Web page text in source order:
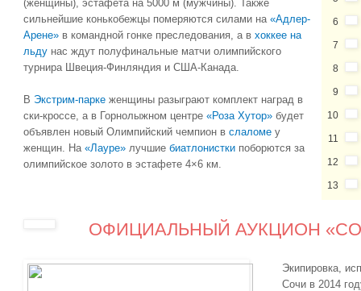
(женщины), эстафета на 5000 м (мужчины). Также
сильнейшие конькобежцы померяются силами на «Адлер-
Арене»в командной гонке преследования, а в хоккее на
льдунас ждут полуфинальные матчи олимпийского
турнира Швеция-Финляндия и США-Канада.
В Экстрим-паркеженщины разыграют комплект наград в
ски-кроссе, а в Горнолыжном центре «Роза Хутор»будет
объявлен новый Олимпийский чемпион в слаломеу
женщин. На «Лауре»лучшие биатлонисткипоборются за
олимпийское золото в эстафете 4×6 км.
6
7
8
9
10
11
12
13
ОФИЦИАЛЬНЫЙ АУКЦИОН
Экипировка,
Сочи в 2014